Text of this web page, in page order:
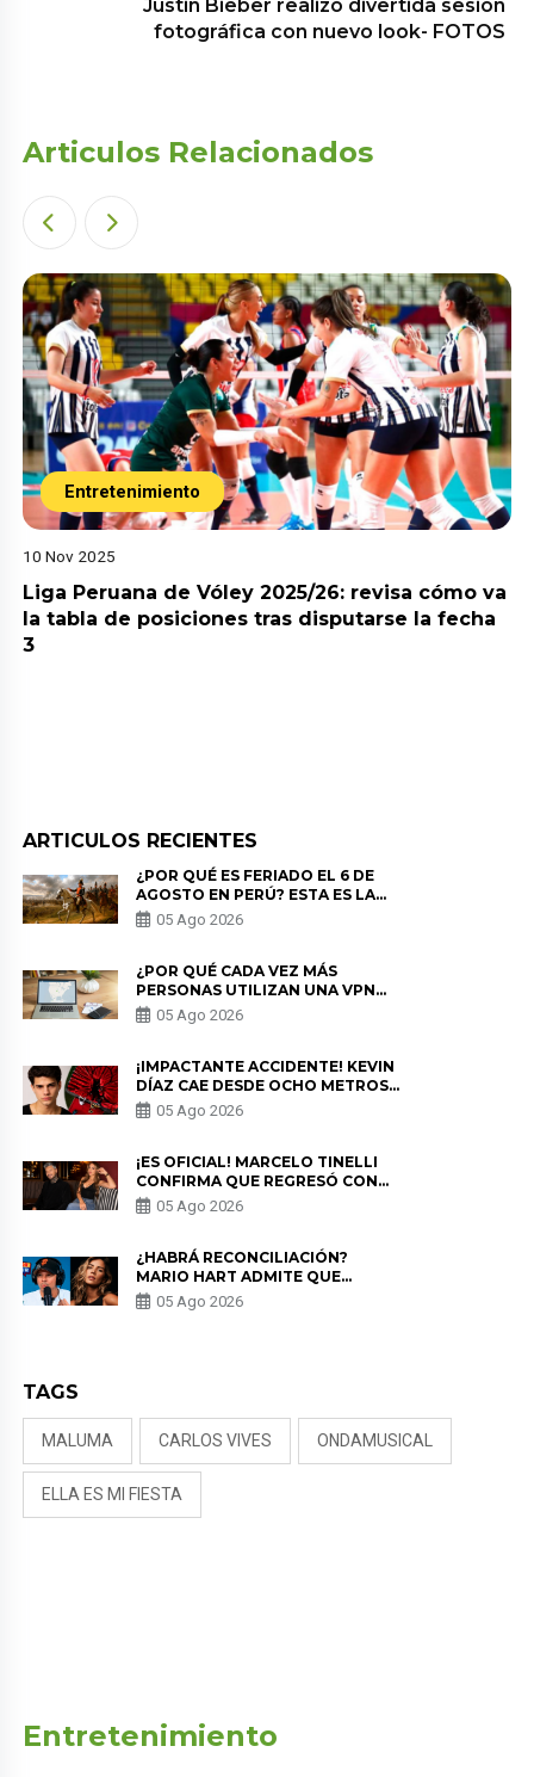
Justin Bieber realizó divertida sesión
fotográfica con nuevo look- FOTOS
Articulos Relacionados
Entretenimiento
10 Nov 2025
Liga Peruana de Vóley 2025/26: revisa cómo va
la tabla de posiciones tras disputarse la fecha
3
ARTICULOS RECIENTES
¿POR QUÉ ES FERIADO EL 6 DE
AGOSTO EN PERÚ? ESTA ES LA
HISTORIA
05 Ago 2026
¿POR QUÉ CADA VEZ MÁS
PERSONAS UTILIZAN UNA VPN
PARA PROTEGER SU
PRIVACIDAD?
05 Ago 2026
¡IMPACTANTE ACCIDENTE! KEVIN
DÍAZ CAE DESDE OCHO METROS
EN “ESTO ES GUERRA” Y GENERA
PREOCUPACIÓN
05 Ago 2026
¡ES OFICIAL! MARCELO TINELLI
CONFIRMA QUE REGRESÓ CON
MILETT FIGUEROA: “EL AMOR
PUDO MÁS”
05 Ago 2026
¿HABRÁ RECONCILIACIÓN?
MARIO HART ADMITE QUE
PODRÍA VOLVER CON KORINA
RIVADENEIRA: “NO LE CERRARÍA
05 Ago 2026
TAGS
MALUMA CARLOS VIVES ONDAMUSICAL
ELLA ES MI FIESTA
Entretenimiento